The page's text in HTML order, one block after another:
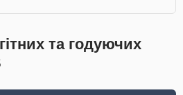
та годуючих